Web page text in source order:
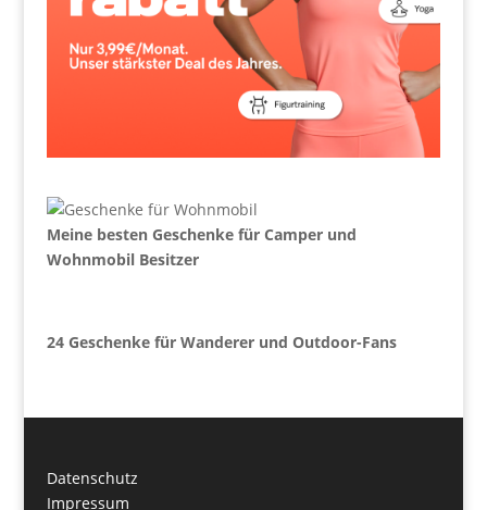
Meine besten Geschenke für Camper und
Wohnmobil Besitzer
24 Geschenke für Wanderer und Outdoor-Fans
Datenschutz
Impressum